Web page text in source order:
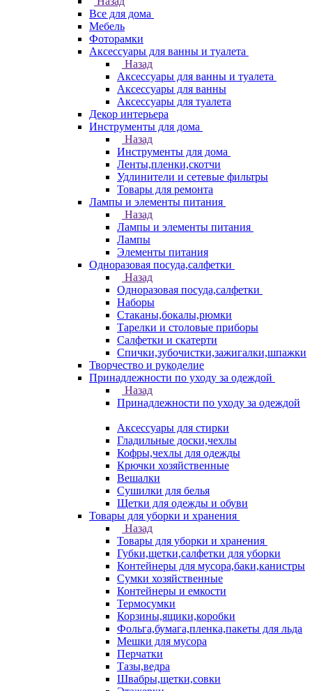
Все для дома
Мебель
Фоторамки
Аксессуары для ванны и туалета
Назад
Аксессуары для ванны и туалета
Аксессуары для ванны
Аксессуары для туалета
Декор интерьера
Инструменты для дома
Назад
Инструменты для дома
Ленты,пленки,скотчи
Удлинители и сетевые фильтры
Товары для ремонта
Лампы и элементы питания
Назад
Лампы и элементы питания
Лампы
Элементы питания
Одноразовая посуда,салфетки
Назад
Одноразовая посуда,салфетки
Наборы
Стаканы,бокалы,рюмки
Тарелки и столовые приборы
Салфетки и скатерти
Спички,зубочистки,зажигалки,шпажки
Творчество и рукоделие
Принадлежности по уходу за одеждой
Назад
Принадлежности по уходу за одеждой
Аксессуары для стирки
Гладильные доски,чехлы
Кофры,чехлы для одежды
Крючки хозяйственные
Вешалки
Сушилки для белья
Щетки для одежды и обуви
Товары для уборки и хранения
Назад
Товары для уборки и хранения
Губки,щетки,салфетки для уборки
Контейнеры для мусора,баки,канистры
Сумки хозяйственные
Контейнеры и емкости
Термосумки
Корзины,ящики,коробки
Фольга,бумага,пленка,пакеты для льда
Мешки для мусора
Перчатки
Тазы,ведра
Швабры,щетки,совки